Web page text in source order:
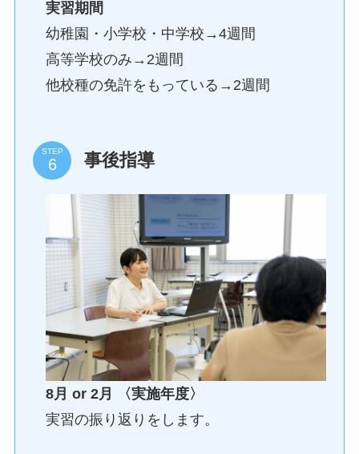
実習期間
幼稚園・小学校・中学校→4週間
高等学校のみ→2週間
他校種の免許をもっている→2週間
STEP 事後指導
8月 or 2月 〈実施年度〉
実習の振り返りをします。